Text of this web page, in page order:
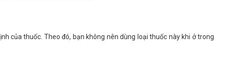
của thuốc. Theo đó, bạn không nên dùng loại thuốc này khi ở trong